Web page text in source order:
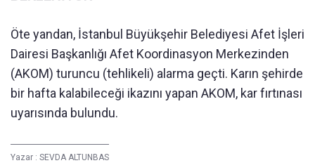
Öte yandan, İstanbul Büyükşehir Belediyesi Afet İşleri
Dairesi Başkanlığı Afet Koordinasyon Merkezinden
(AKOM) turuncu (tehlikeli) alarma geçti. Karın şehirde
bir hafta kalabileceği ikazını yapan AKOM, kar fırtınası
uyarısında bulundu.
Yazar : SEVDA ALTUNBAS